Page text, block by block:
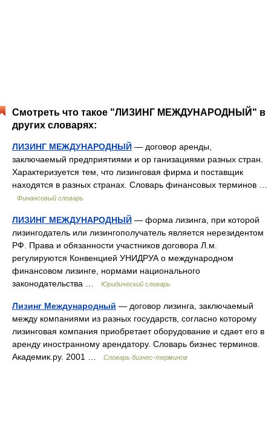
Смотреть что такое "ЛИЗИНГ МЕЖДУНАРОДНЫЙ" в
других словарях:
ЛИЗИНГ МЕЖДУНАРОДНЫЙ — договор аренды,
заключаемый предприятиями и ор ганизациями разных стран.
Характеризуется тем, что лизинговая фирма и поставщик
находятся в разных странах. Словарь финансовых терминов …
Финансовый словарь
ЛИЗИНГ МЕЖДУНАРОДНЫЙ — форма лизинга, при которой
лизингодатель или лизингополучатель является нерезидентом
РФ. Права и обязанности участников договора Л.м.
регулируются Конвенцией УНИДРУА о международном
финансовом лизинге, нормами национального
законодательства …
Юридический словарь
Лизинг Международный — договор лизинга, заключаемый
между компаниями из разных государств, согласно которому
лизинговая компания приобретает оборудование и сдает его в
аренду иностранному арендатору. Словарь бизнес терминов.
Академик.ру. 2001 …
Словарь бизнес-терминов